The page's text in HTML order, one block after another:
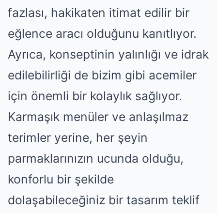
fazlası, hakikaten itimat edilir bir
eğlence aracı olduğunu kanıtlıyor.
Ayrıca, konseptinin yalınlığı ve idrak
edilebilirliği de bizim gibi acemiler
için önemli bir kolaylık sağlıyor.
Karmaşık menüler ve anlaşılmaz
terimler yerine, her şeyin
parmaklarınızın ucunda olduğu,
konforlu bir şekilde
dolaşabileceğiniz bir tasarım teklif